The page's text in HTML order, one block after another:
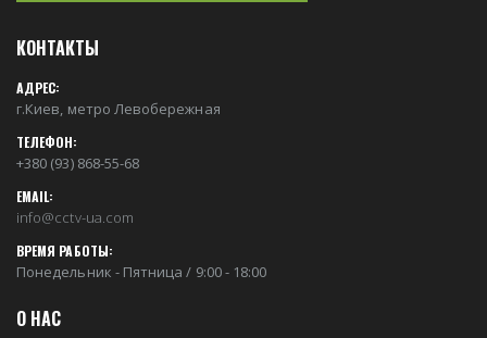
КОНТАКТЫ
АДРЕС:
г.Киев, метро Левобережная
ТЕЛЕФОН:
+380 (93) 868-55-68
EMAIL:
info@cctv-ua.com
ВРЕМЯ РАБОТЫ:
Понедельник - Пятница / 9:00 - 18:00
О НАС